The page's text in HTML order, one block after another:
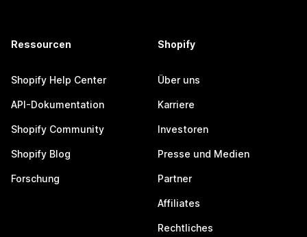
Ressourcen
Shopify Help Center
API-Dokumentation
Shopify Community
Shopify Blog
Forschung
Shopify
Über uns
Karriere
Investoren
Presse und Medien
Partner
Affiliates
Rechtliches